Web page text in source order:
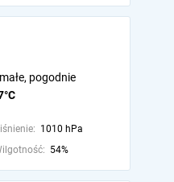
pogodnie
1010 hPa
54%